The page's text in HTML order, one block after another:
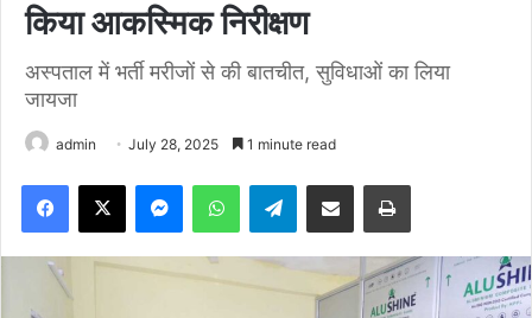
किया आकस्मिक निरीक्षण
अस्पताल में भर्ती मरीजों से की बातचीत, सुविधाओं का लिया
जायजा
admin July 28, 2025 1 minute read
Facebook
X MessengerWhatsAppTelegramShare via Email Print